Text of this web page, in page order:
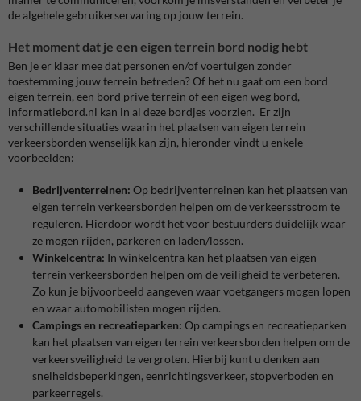
de algehele gebruikerservaring op jouw terrein.
Het moment dat je een eigen terrein bord nodig hebt
Ben je er klaar mee dat personen en/of voertuigen zonder
toestemming jouw terrein betreden? Of het nu gaat om een bord
eigen terrein, een bord prive terrein of een eigen weg bord,
informatiebord.nl kan in al deze bordjes voorzien. Er zijn
verschillende situaties waarin het plaatsen van eigen terrein
verkeersborden wenselijk kan zijn, hieronder vindt u enkele
voorbeelden:
Bedrijventerreinen: Op bedrijventerreinen kan het plaatsen van
eigen terrein verkeersborden helpen om de verkeersstroom te
reguleren. Hierdoor wordt het voor bestuurders duidelijk waar
ze mogen rijden, parkeren en laden/lossen.
Winkelcentra: In winkelcentra kan het plaatsen van eigen
terrein verkeersborden helpen om de veiligheid te verbeteren.
Zo kun je bijvoorbeeld aangeven waar voetgangers mogen lopen
en waar automobilisten mogen rijden.
Campings en recreatieparken: Op campings en recreatieparken
kan het plaatsen van eigen terrein verkeersborden helpen om de
verkeersveiligheid te vergroten. Hierbij kunt u denken aan
snelheidsbeperkingen, eenrichtingsverkeer, stopverboden en
parkeerregels.